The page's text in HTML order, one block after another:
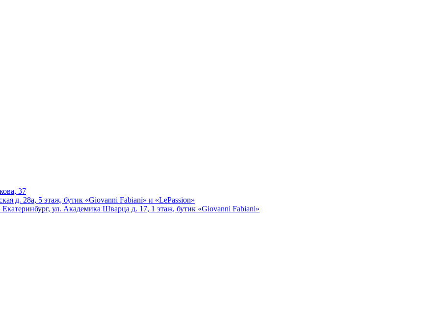
37
д. 28а, 5 этаж, бутик «Giovanni Fabiani» и «LePassion»
ул. Академика Шварца д. 17, 1 этаж, бутик «Giovanni Fabiani»